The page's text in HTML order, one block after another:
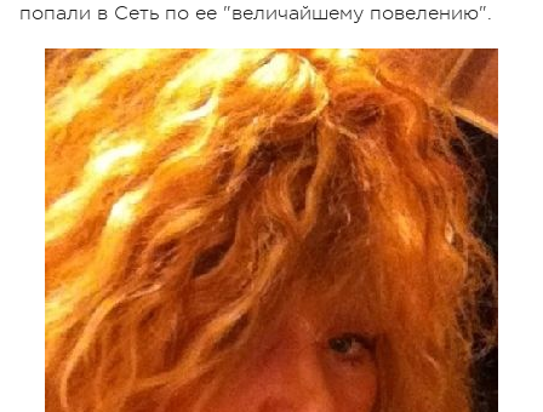
попали в Сеть по ее "величайшему повелению".